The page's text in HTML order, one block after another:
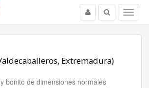
Menu
Buscar
Usuario
Extremadura)
bonito de dimensiones normales